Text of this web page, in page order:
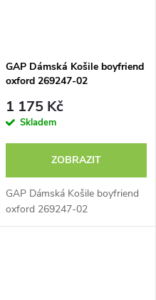
GAP Dámská Košile boyfriend
oxford 269247-02
1 175 Kč
Skladem
ZOBRAZIT
GAP Dámská Košile boyfriend
oxford 269247-02